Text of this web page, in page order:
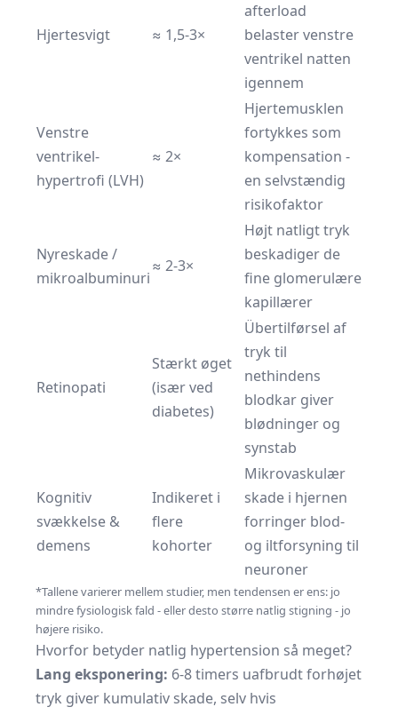
Hjertesvigt ≈ 1,5-3×
afterload
belaster venstre
ventrikel natten
igennem
Venstre
ventrikel-
hypertrofi (LVH)
≈ 2×
Hjertemusklen
fortykkes som
kompensation -
en selvstændig
risikofaktor
Nyreskade /
mikroalbuminuri
≈ 2-3×
Højt natligt tryk
beskadiger de
fine glomerulære
kapillærer
Retinopati
Stærkt øget
(især ved
diabetes)
Übertilførsel af
tryk til
nethindens
blodkar giver
blødninger og
synstab
Kognitiv
svækkelse &
demens
Indikeret i
flere
kohorter
Mikrovaskulær
skade i hjernen
forringer blod-
og iltforsyning til
neuroner
*Tallene varierer mellem studier, men tendensen er ens: jo
mindre fysiologisk fald - eller desto større natlig stigning - jo
højere risiko.
Hvorfor betyder natlig hypertension så meget?
Lang eksponering: 6-8 timers uafbrudt forhøjet
tryk giver kumulativ skade, selv hvis